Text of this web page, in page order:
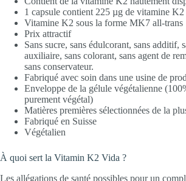
1 capsule contient 225 µg de vitamine K2
Vitamine K2 sous la forme MK7 all-trans
Prix attractif
Sans sucre, sans édulcorant, sans additif,
auxiliaire, sans colorant, sans agent de
sans conservateur.
Fabriqué avec soin dans une usine de
Enveloppe de la gélule végétalienne
purement végétal)
Matières premières sélectionnées de la
Fabriqué en Suisse
Végétalien
À quoi sert la Vitamin K2 Vida ?
Les allégations de santé possibles pour un